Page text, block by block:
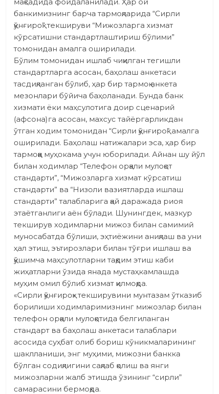
банкимизнинг барча тармоқларида “Сирли
қўнғироқ” текшируви “Мижозларга хизмат
кўрсатишни стандартлаштириш бўлими”
томонидан амалга оширилади.
Бўлим томонидан ишлаб чиқилган тегишли
стандарт­ларга асосан, баҳолаш анкетаси
таcдиқланган бўлиб, ҳар бир тармоқ анкета
мезонлари бўйича баҳоланади. Бунда банк
хизмати ёки маҳсулотига доир сценарий
(афсона)га асосан, махсус тайёргарликдан
ўтган ходим томонидан “Сирли қўнғироқ” амалга
оширилади. Баҳолаш натижалари эса, ҳар бир
тармоққа муҳокама учун юборилади. Айнан шу йўл
билан ходимлар “Телефон орқали мулоқот
стандарти”, “Мижозларга хизмат кўрсатиш
стандарти” ва “Низоли вазият­ларда ишлаш
стандарти” талаб­ларига қай даражада риоя
этаётганлиги аён бўлади. Шунингдек, мазкур
текширув ходимларни мижоз билан самимий
муносабатда бўлиши, эҳтиёжини аниқлаш ва уни
ҳал этиш, эътирозлари билан тўғри ишлаш ва
қўшимча маҳсулотларни тақдим этиш каби
жиҳатларни ўзида янада мустаҳкамлашда
муҳим омил бўлиб хизмат қилмоқда.
«Сирли қўнғироқ» текширувини мунтазам ўтказиб
борилиши ходимларимизнинг мижозлар билан
телефон орқали мулоқотида белгиланган
стандарт ва баҳолаш анкетаси талаблари
асосида суҳбат олиб бориш кўникмаларининг
шаклланиши, энг муҳими, мижозни банкка
бўлган содиқлигини сақлаб қолиш ва янги
мижозларни жалб этишда ўзининг “сирли”
самарасини бермоқда.